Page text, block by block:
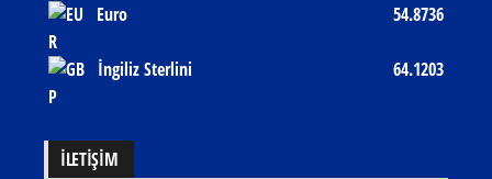
Euro 54.8736
İngiliz Sterlini 64.1203
İLETIŞIM